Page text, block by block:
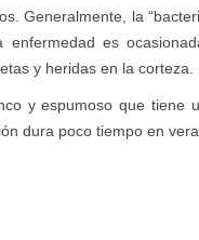
Generalmente, la
es
y heridas en la corteza.
y espumoso que tiene
dura poco tiempo en